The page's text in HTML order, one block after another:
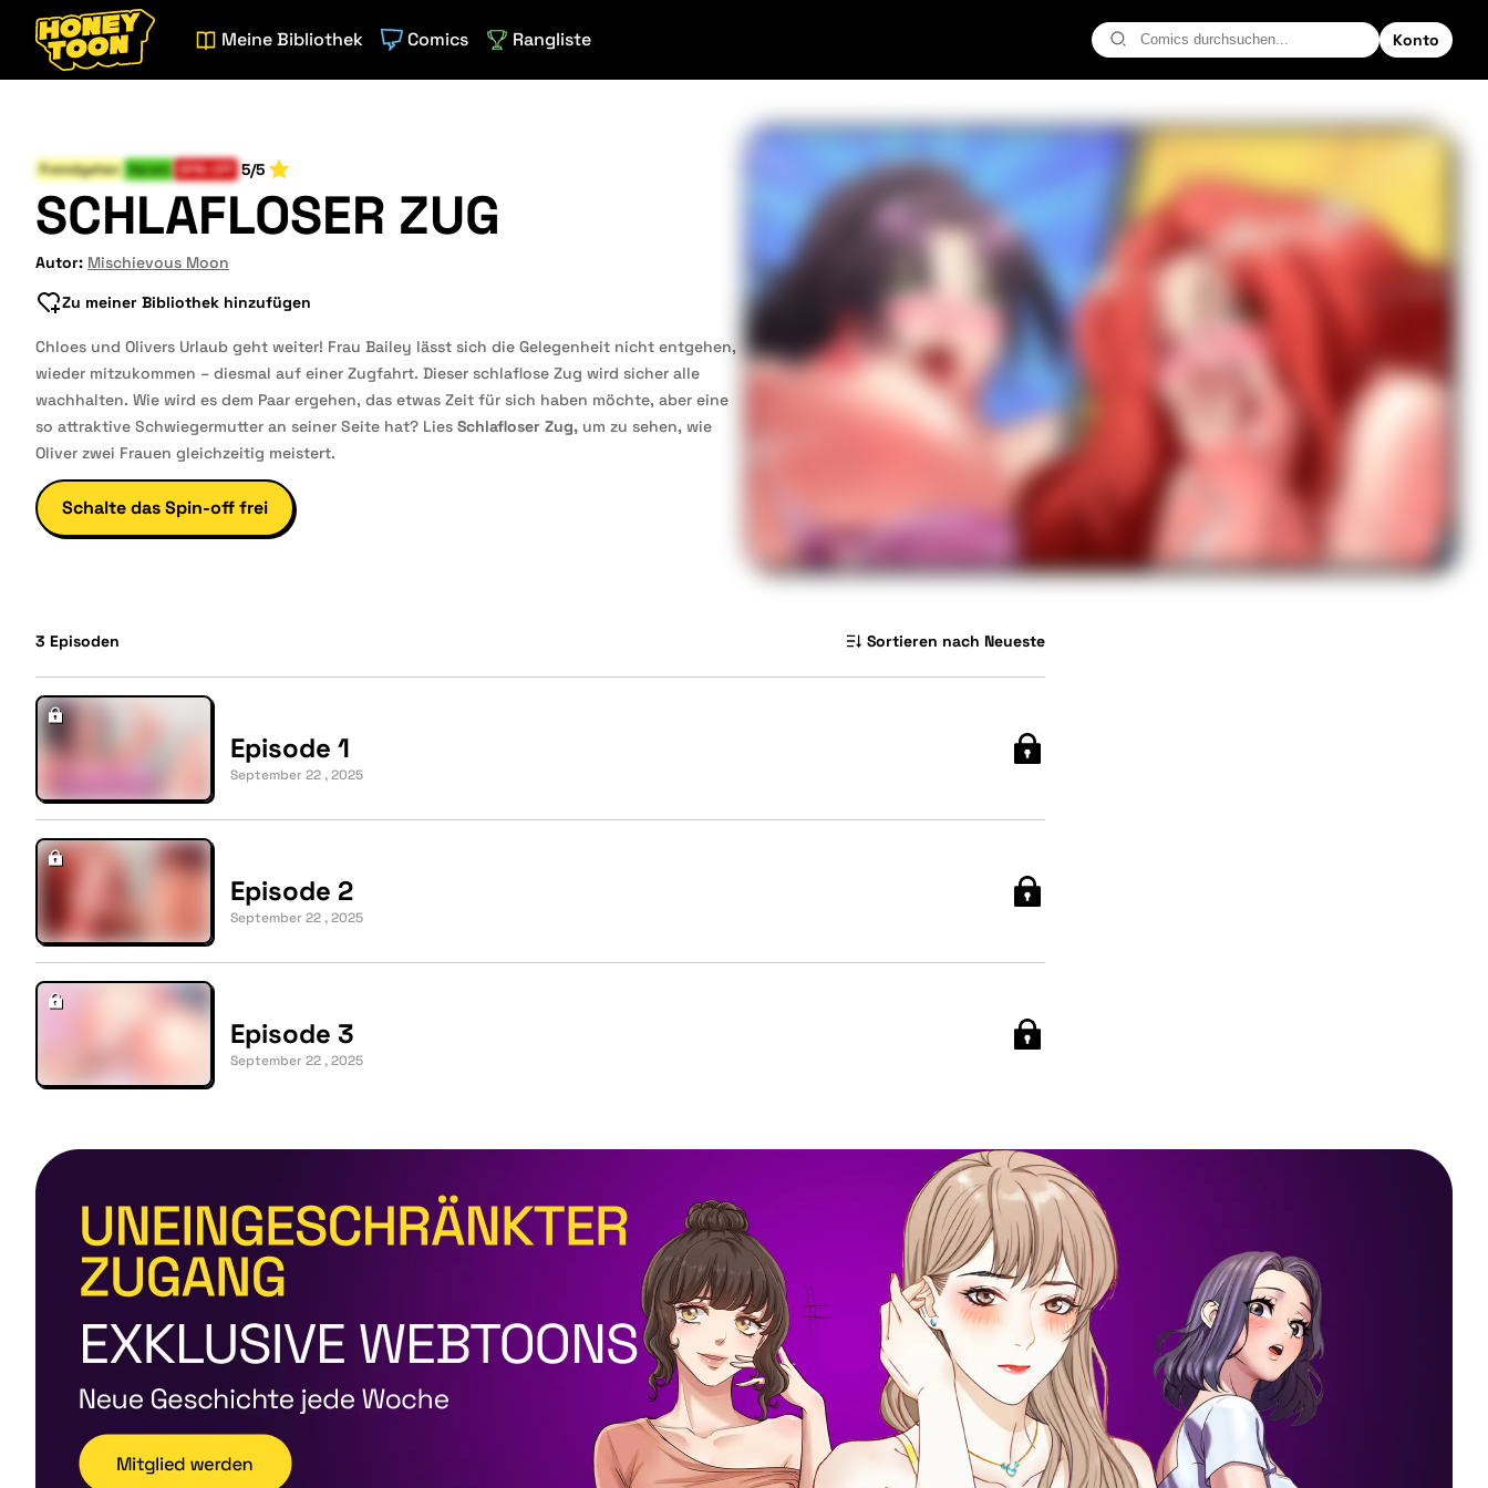
Konto
Meine Bibliothek Comics Rangliste
Fremdgehen Harem SPIN-OFF 5/5
SCHLAFLOSER ZUG
Autor: Mischievous Moon
Zu meiner Bibliothek hinzufügen
Chloes und Olivers Urlaub geht weiter! Frau Bailey lässt sich die Gelegenheit nicht entgehen,
wieder mitzukommen – diesmal auf einer Zugfahrt. Dieser schlaflose Zug wird sicher alle
wachhalten. Wie wird es dem Paar ergehen, das etwas Zeit für sich haben möchte, aber eine
so attraktive Schwiegermutter an seiner Seite hat? Lies Schlafloser Zug, um zu sehen, wie
Oliver zwei Frauen gleichzeitig meistert.
Schalte das Spin-off frei
3 Episoden Sortieren nach Neueste
Episode 1
September 22 , 2025
Episode 2
September 22 , 2025
Episode 3
September 22 , 2025